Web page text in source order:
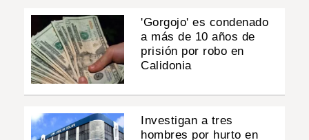
'Gorgojo' es condenado
a más de 10 años de
prisión por robo en
Calidonia
Investigan a tres
hombres por hurto en